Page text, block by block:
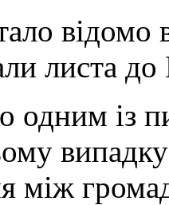
відомо
листа
одним із
між